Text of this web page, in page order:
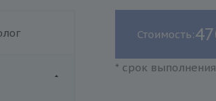
Стоимость:
* срок